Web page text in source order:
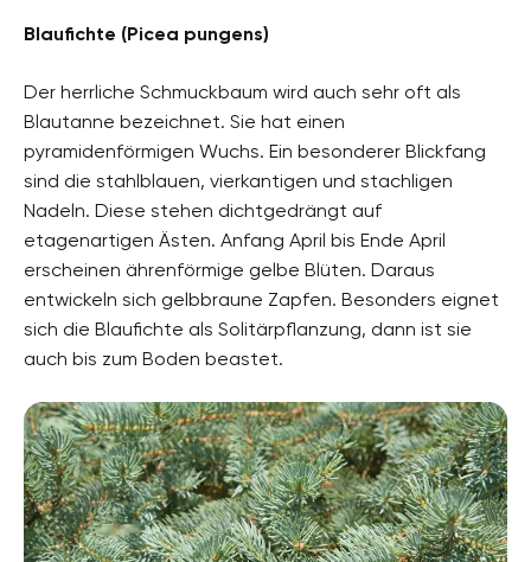
Blaufichte (Picea pungens)
Der herrliche Schmuckbaum wird auch sehr oft als
Blautanne bezeichnet. Sie hat einen
pyramidenförmigen Wuchs. Ein besonderer Blickfang
sind die stahlblauen, vierkantigen und stachligen
Nadeln. Diese stehen dichtgedrängt auf
etagenartigen Ästen. Anfang April bis Ende April
erscheinen ährenförmige gelbe Blüten. Daraus
entwickeln sich gelbbraune Zapfen. Besonders eignet
sich die Blaufichte als Solitärpflanzung, dann ist sie
auch bis zum Boden beastet.